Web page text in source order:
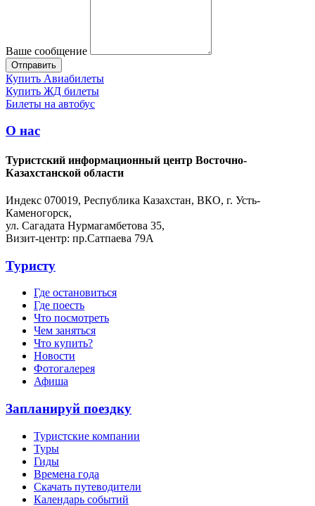
Ваше сообщение
Купить Авиабилеты
Купить ЖД билеты
Билеты на автобус
О нас
Туристский информационный центр Восточно-
Казахстанской области
Индекс 070019, Республика Казахстан, ВКО, г. Усть-
Каменогорск,
ул. Сагадата Нурмагамбетова 35,
Визит-центр: пр.Сатпаева 79А
Туристу
Где остановиться
Где поесть
Что посмотреть
Чем заняться
Что купить?
Новости
Фотогалерея
Афиша
Запланируй поездку
Туристские компании
Туры
Гиды
Времена года
Скачать путеводители
Календарь событий